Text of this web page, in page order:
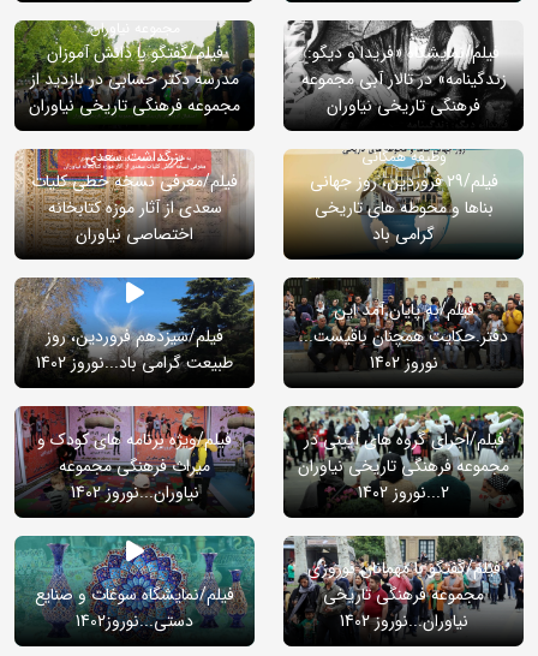
استقبال گروه های بازدیدکننده از
مجموعه نیاوران
فیلم/گفتگو با دانش آموزان
مدرسه دکتر حسابی در بازدید از
مجموعه فرهنگی تاریخی نیاوران
فیلم/نمایشگاه «فریدا و دیگو:
زندگینامه» در تالار آبی مجموعه
فرهنگی تاریخی نیاوران
به بهانه یکم اردیبهشت روز
بزرگداشت سعدی
فیلم/معرفی نسخه خطی کلیات
سعدی از آثار موزه کتابخانه
اختصاصی نیاوران
صیانت از میراث فرهنگی و تاریخی،
وظیفه همگانی
فیلم/29 فروردین، روز جهانی
بناها و محوطه های تاریخی
گرامی باد
فیلم/سیزدهم فروردین، روز
طبیعت گرامی باد...نوروز 1402
فیلم/به پایان آمد این
دفتر.حکایت همچنان باقیست...
نوروز 1402
فیلم/ویژه برنامه های کودک و
میراث فرهنگی مجموعه
نیاوران...نوروز 1402
فیلم/اجرای گروه های آیینی در
مجموعه فرهنگی تاریخی نیاوران
2...نوروز 1402
فیلم/نمایشگاه سوغات و صنایع
دستی...نوروز1402
فیلم/گفتگو با مهمانان نوروزی
مجموعه فرهنگی تاریخی
نیاوران...نوروز 1402